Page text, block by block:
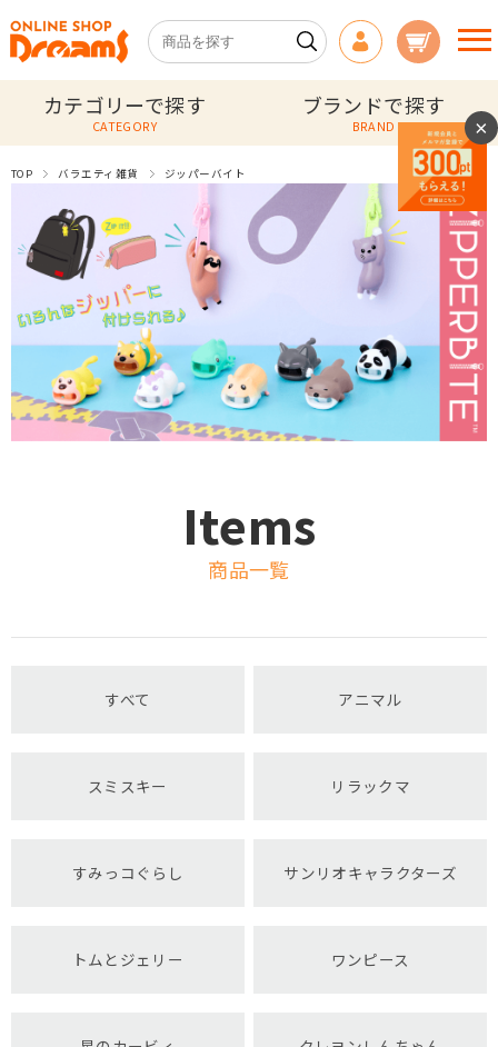
カテゴリーで探す
CATEGORY
ブランドで探す
BRAND
TOP バラエティ雑貨 ジッパーバイト
Items
商品一覧
すべて アニマル
スミスキー リラックマ
すみっコぐらし サンリオキャラクターズ
トムとジェリー ワンピース
×